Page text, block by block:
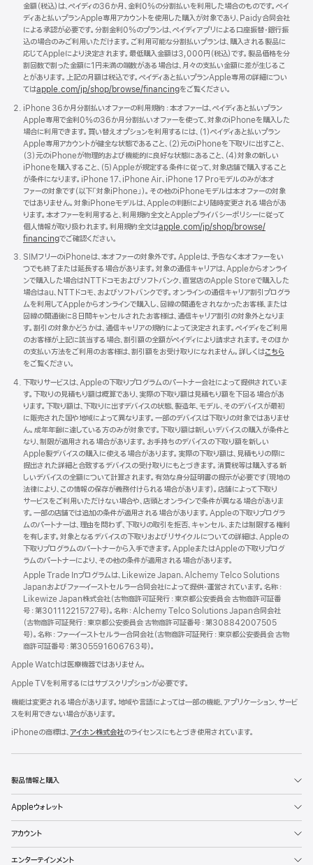
金額（税込）は、ペイディの36か月、金利0%の分割払いを利用した場合のものです。ペイ
ディあと払いプランApple専用アカウントを使用した購入が対象であり、Paidy合同会社
による承認が必要です。分割金利0%のプランは、ペイディアプリによる口座振替・銀行振
込の場合のみご利用いただけます。ご利用可能な分割払いプランは、購入される製品に
応じてAppleにより決定されます。最低購入金額は3,000円（税込）です。製品価格を分
割回数で割った金額に1円未満の端数がある場合は、月々の支払い金額に差が生じるこ
とがあります。上記の月額は税込です。ペイディあと払いプランApple専用の詳細につい
てはapple.com/jp/shop/browse/financingをご覧くださ い。
iPhone 36か月分割払いオファーの利用規約：本オファーは、ペイディあと払いプラン
Apple専用で金利0%の36か月分割払いオファーを使って、対象のiPhoneを購入した
場合に利用できます。買い替えオプションを利用するには、（1）ペイディあと払いプラン
Apple専用アカウントが健全な状態であること、（2）元のiPhoneを下取りに出すこと、
（3）元のiPhoneが物理的および機能的に良好な状態にあること、（4）対象の新しい
iPhoneを購入すること、（5）Appleが規定する条件に従って、対象店舗で購入すること
が条件になります。iPhone 17、iPhone Air、iPhone 17 Proモデルのみが本オ
ファーの対象です（以下「対象iPhone」）。その他のiPhoneモデルは本オファーの対象
ではありません。対象iPhoneモデルは、Appleの判断により随時変更される場合があ
ります。本オファーを利用すると、利用規約全文とAppleプライバシーポリシーに従って
個人情報が取り扱われます。利用規約全文はapple.com/jp/shop/browse/
financingでご確認くださ い。
SIMフリーのiPhoneは、本オファーの対象外です。Appleは、予告なく本オファーをい
つでも終了または延長する場合があります。対象の通信キャリアは、Appleからオンライ
ンで購入した場合はNTTドコモおよびソフトバンク、直営店のApple Storeで購入した
場合はau、NTTドコモ、およびソフトバンクです。オンラインの通信キャリア割引プログラ
ムを利用してAppleからオンラインで購入し、回線の開通をされなかったお客様、または
回線の開通後に8日間キャンセルされたお客様は、通信キャリア割引の対象外となりま
す。割引の対象かどうかは、通信キャリアの規約によって決定されます。ペイディをご利用
のお客様が上記に該当する場合、割引額の全額がペイディにより請求されます。そのほか
の支払い方法をご利用のお客様は、割引額をお受け取りになれません。詳しくはこちら
をご覧くださ い 。
下取りサービスは、Appleの下取りプログラムのパートナー会社によって提供されていま
す。下取りの見積もり額は概算であり、実際の下取り額は見積もり額を下回る場合があ
ります。下取り額は、下取りに出すデバイスの状態、製造年、モデル、そのデバイスが最初
に販売された国や地域によって異なります。一部のデバイスは下取りの対象ではありませ
ん。成年年齢に達している方のみが対象です。下取り額は新しいデバイスの購入が条件と
なり、制限が適用される場合があります。お手持ちのデバイスの下取り額を新しい
Apple製デバイスの購入に使える場合があります。実際の下取り額は、見積もりの際に
提出された詳細と合致するデバイスの受け取りにもとづきます。消費税等は購入する新
しいデバイスの全額について計算されます。有効な身分証明書の提示が必要です（現地の
法律により、この情報の保存が義務付けられる場合があります）。店舗によって下取り
サービスをご利用いただけない場合や、店頭とオンラインで条件が異なる場合がありま
す。一部の店舗では追加の条件が適用される場合があります。Appleの下取りプログラ
ムのパートナーは、理由を問わず、下取りの取引を拒否、キャンセル、または制限する権利
を有します。対象となるデバイスの下取りおよびリサイクルについての詳細は、Appleの
下取りプログラムのパートナーから入手できます。AppleまたはAppleの下取りプログ
ラムのパートナーにより、その他の条件が適用される場合がありま す 。
Apple Trade Inプログラムは、Likewize Japan、Alchemy Telco Solutions
Japanおよびファーイーストセルラー合同会社によって提供・運営されています。名称：
Likewize Japan株式会社（古物商許可証発行：東京都公安委員会 古物商許可証番
号：第301112215727号）。名称：Alchemy Telco Solutions Japan合同会社
（古物商許可証発行：東京都公安委員会 古物商許可証番号：第308842007505
号）。名称：ファーイーストセルラー合同会社（古物商許可証発行：東京都公安委員会 古物
商許可証番号：第305591606763号）。
Apple Watchは医療機器ではありませ ん。
Apple TVを利用するにはサブスクリプションが必要で す 。
機能は変更される場合があります。地域や言語によっては一部の機能、アプリケーシ ョ ン 、サービ
スを利用できない場合がありま す 。
iPhoneの商標は、アイホン株式会社のライセンスにもとづき使用されています。
製品情報と購入
Appleウォレット
アカウント
エンターテインメント